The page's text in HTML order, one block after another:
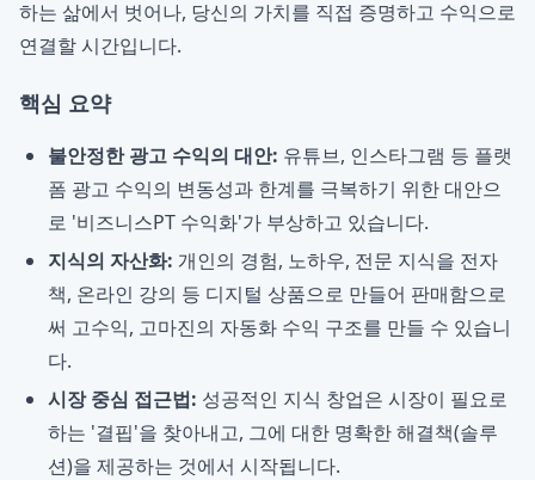
하는 삶에서 벗어나, 당신의 가치를 직접 증명하고 수익으로
연결할 시간입니다.
핵심 요약
불안정한 광고 수익의 대안: 유튜브, 인스타그램 등 플랫
폼 광고 수익의 변동성과 한계를 극복하기 위한 대안으
로 '비즈니스PT 수익화'가 부상하고 있습니다.
지식의 자산화: 개인의 경험, 노하우, 전문 지식을 전자
책, 온라인 강의 등 디지털 상품으로 만들어 판매함으로
써 고수익, 고마진의 자동화 수익 구조를 만들 수 있습니
다.
시장 중심 접근법: 성공적인 지식 창업은 시장이 필요로
하는 '결핍'을 찾아내고, 그에 대한 명확한 해결책(솔루
션)을 제공하는 것에서 시작됩니다.